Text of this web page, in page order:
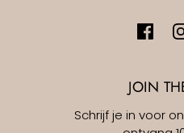
JOIN
Schrijf je in voor